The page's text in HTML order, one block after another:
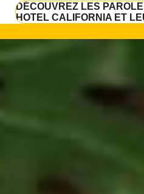
DÉCOUVREZ LES
HOTEL CALIFORNIA ET